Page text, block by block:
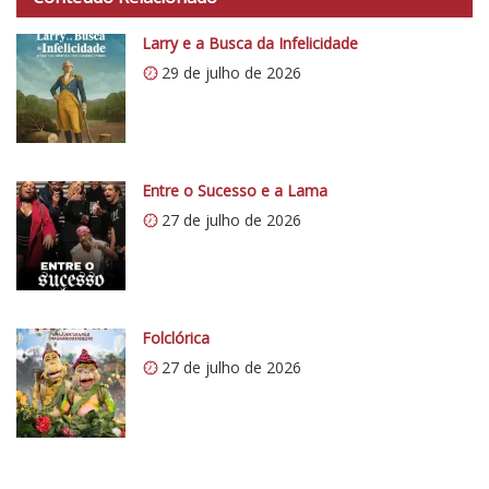
Larry e a Busca da Infelicidade
29 de julho de 2026
Entre o Sucesso e a Lama
27 de julho de 2026
Folclórica
27 de julho de 2026